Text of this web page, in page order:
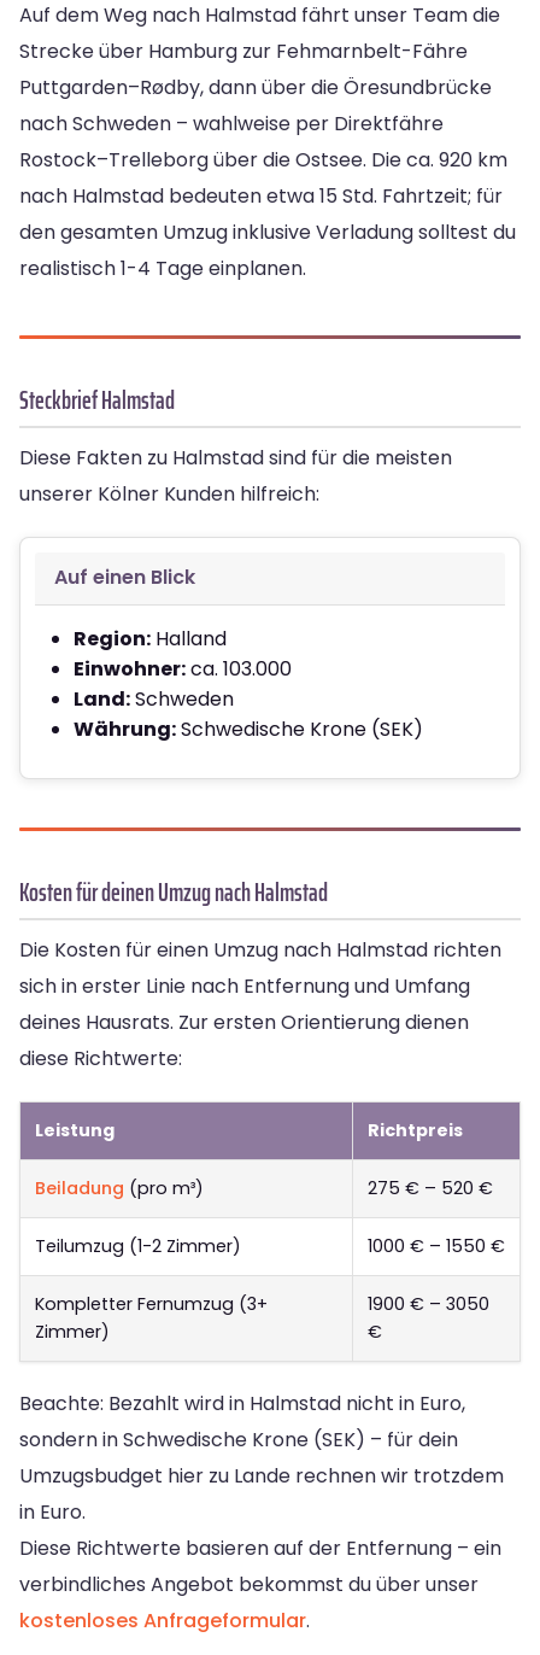
Auf dem Weg nach Halmstad fährt unser Team die
Strecke über Hamburg zur Fehmarnbelt-Fähre
Puttgarden–Rødby, dann über die Öresundbrücke
nach Schweden – wahlweise per Direktfähre
Rostock–Trelleborg über die Ostsee. Die ca. 920 km
nach Halmstad bedeuten etwa 15 Std. Fahrtzeit; für
den gesamten Umzug inklusive Verladung solltest du
realistisch 1-4 Tage einplanen.
Steckbrief Halmstad
Diese Fakten zu Halmstad sind für die meisten
unserer Kölner Kunden hilfreich:
Auf einen Blick
Region: Halland
Einwohner:ca. 103.000
Land:Schweden
Währung:Schwedische Krone (SEK)
Kosten für deinen Umzug nach Halmstad
Die Kosten für einen Umzug nach Halmstad richten
sich in erster Linie nach Entfernung und Umfang
deines Hausrats. Zur ersten Orientierung dienen
diese Richtwerte:
Leistung Richtpreis
Beiladung (pro m³) 275 € – 520 €
Teilumzug (1-2 Zimmer) 1000 € – 1550 €
Kompletter Fernumzug (3+
Zimmer)
1900 € – 3050
€
Beachte: Bezahlt wird in Halmstad nicht in Euro,
sondern in Schwedische Krone (SEK) – für dein
Umzugsbudget hier zu Lande rechnen wir trotzdem
in Euro.
Diese Richtwerte basieren auf der Entfernung – ein
verbindliches Angebot bekommst du über unser
kostenloses Anfrageformular.